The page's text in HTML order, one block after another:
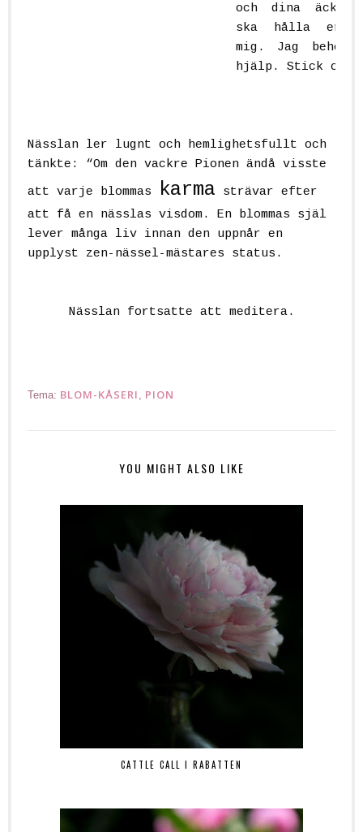
och dina äckliga
ska hålla er
mig. Jag
hjälp. Stick och
Nässlan ler lugnt och hemlighetsfullt och
tänkte: “Om den vackre Pionen ändå visste
att varje blommas
karma strävar efter
att få en nässlas visdom. En blommas själ
lever många liv innan den uppnår en
upplyst zen-nässel-mästares status.
Nässlan fortsatte att meditera.
Tema: BLOM-KÅSERI PION
YOU MIGHT ALSO LIKE
CATTLE CALL I RABATTEN